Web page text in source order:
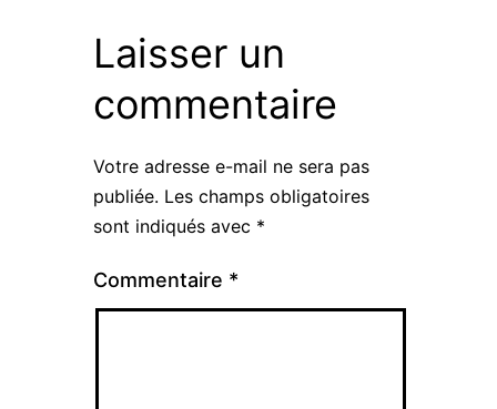
Laisser un
commentaire
Votre adresse e-mail ne sera pas
publiée. Les champs obligatoires
sont indiqués avec *
Commentaire *